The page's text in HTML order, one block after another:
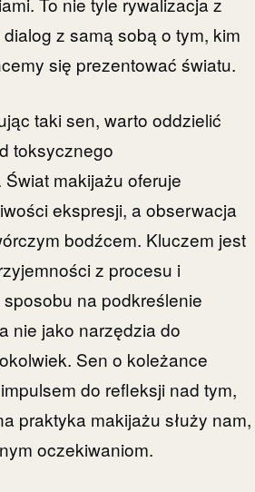
z samą sobą o tym, kim
się prezentować światu.
taki sen, warto oddzielić
toksycznego
makijażu oferuje
ekspresji, a obserwacja
bodźcem. Kluczem jest
z procesu i
na podkreślenie
nie jako narzędzia do
Sen o koleżance
do refleksji nad tym,
praktyka makijażu służy nam,
oczekiwaniom.